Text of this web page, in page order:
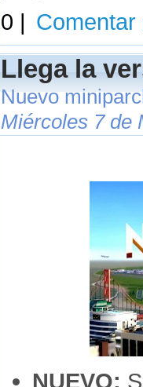
0 | Comentar
Llega la
Nuevo
Miércoles 7 de
NUEVO: